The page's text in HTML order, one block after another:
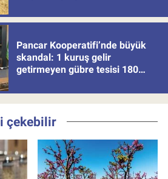
Pancar Kooperatifi’nde büyük
skandal: 1 kuruş gelir
getirmeyen gübre tesisi 180
çekebilir